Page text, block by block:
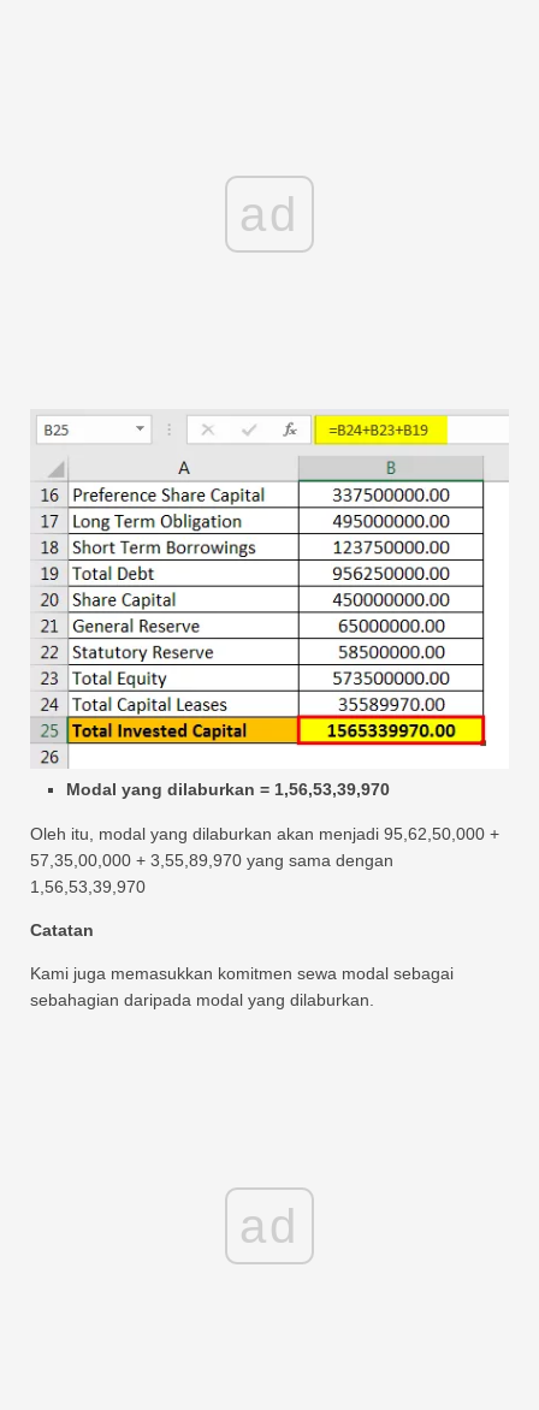
ad
Modal yang dilaburkan = 1,56,53,39,970
Oleh itu, modal yang dilaburkan akan menjadi 95,62,50,000 +
57,35,00,000 + 3,55,89,970 yang sama dengan
1,56,53,39,970
Catatan
Kami juga memasukkan komitmen sewa modal sebagai
sebahagian daripada modal yang dilaburkan.
ad